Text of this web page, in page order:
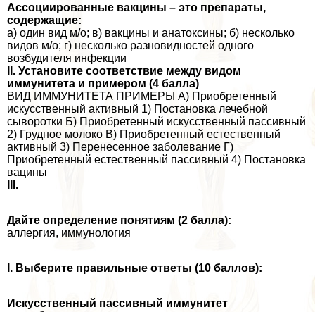
Ассоциированные вакцины – это препараты,
содержащие:
а) один вид м/о; в) вакцины и анатоксины; б) несколько
видов м/о; г) несколько разновидностей одного
возбудителя инфекции
II. Установите соответствие между видом
иммунитета и примером (4 балла)
ВИД ИММУНИТЕТА ПРИМЕРЫ А) Приобретенный
искусственный активный 1) Постановка лечебной
сыворотки Б) Приобретенный искусственный пассивный
2) Грудное молоко В) Приобретенный естественный
активный 3) Перенесенное заболевание Г)
Приобретенный естественный пассивный 4) Постановка
вацины
III.
Дайте определение понятиям (2 балла):
аллергия, иммунология
I. Выберите правильные ответы (10 баллов):
Искусственный пассивный иммунитет